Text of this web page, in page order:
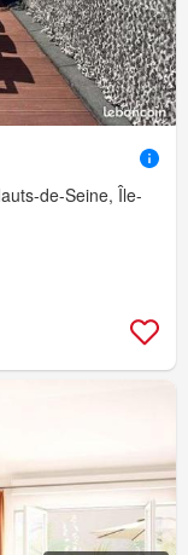
de-Seine, Île-